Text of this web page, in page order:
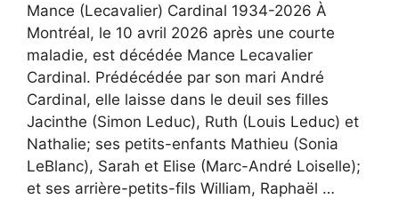
Mance (Lecavalier) Cardinal 1934-2026 À
Montréal, le 10 avril 2026 après une courte
maladie, est décédée Mance Lecavalier
Cardinal. Prédécédée par son mari André
Cardinal, elle laisse dans le deuil ses filles
Jacinthe (Simon Leduc), Ruth (Louis Leduc) et
Nathalie; ses petits-enfants Mathieu (Sonia
LeBlanc), Sarah et Elise (Marc-André Loiselle);
et ses arrière-petits-fils William, Raphaël …